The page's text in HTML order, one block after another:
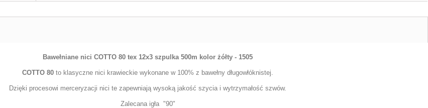
Bawełniane nici COTTO 80 tex 12x3 szpulka 500m kolor żółty - 1505
COTTO 80 to klasyczne nici krawieckie wykonane w 100% z bawełny długowłóknistej.
Dzięki procesowi merceryzacji nici te zapewniają wysoką jakość szycia i wytrzymałość szwów.
Zalecana igła "90"